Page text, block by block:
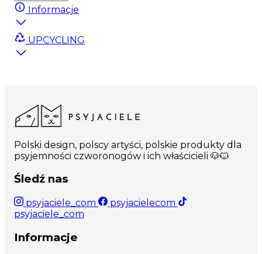
Informacje
UPCYCLING
Polski design, polscy artyści, polskie produkty dla
psyjemności czworonogów i ich właścicieli 🐶🐱
Śledź nas
psyjaciele_com
psyjacielecom
psyjaciele_com
Informacje